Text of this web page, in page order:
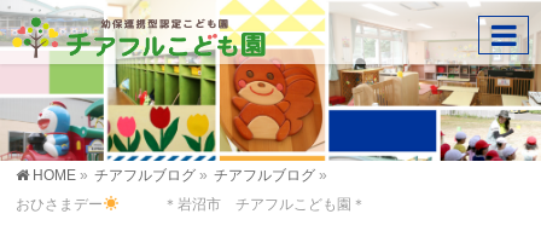
HOME » チアフルブログ » チアフルブログ »
おひさまデー
＊岩沼市 チアフルこども園＊